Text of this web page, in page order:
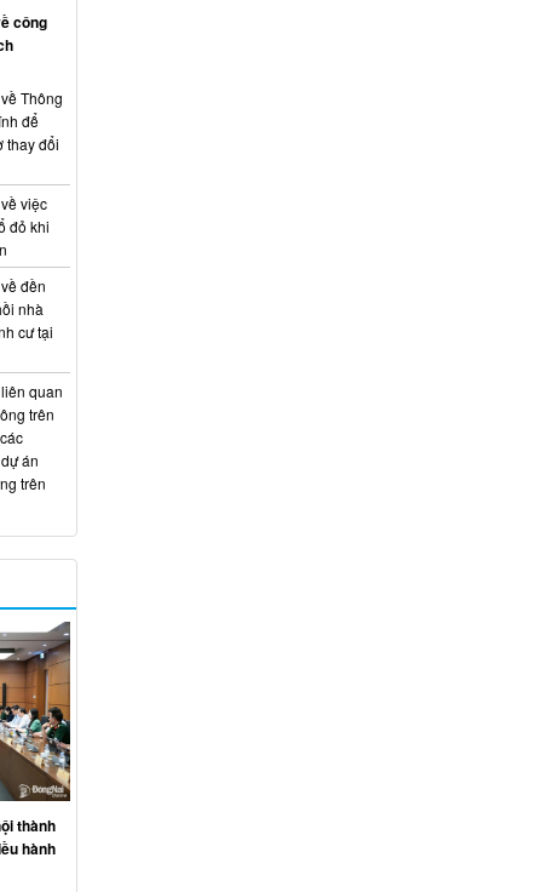
công
Thông
để
thay đổi
việc
đỏ khi
đền
nhà
cư tại
quan
trên
án
trên
thành
hành